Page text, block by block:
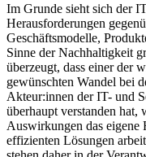
Im Grunde sieht sich der
Herausforderungen
Geschäftsmodelle,
Sinne der Nachhaltigkeit
überzeugt, dass einer der
gewünschten Wandel bei
Akteur:innen der IT- und
überhaupt verstanden hat,
Auswirkungen das eigene
effizienten Lösungen